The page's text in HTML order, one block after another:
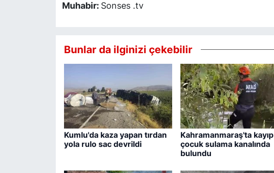
Muhabir: Sonses .tv
Bunlar da ilginizi çekebilir
Kumlu'da kaza yapan tırdan
yola rulo sac devrildi
Kahramanmaraş'ta kayıp
çocuk sulama kanalında
bulundu